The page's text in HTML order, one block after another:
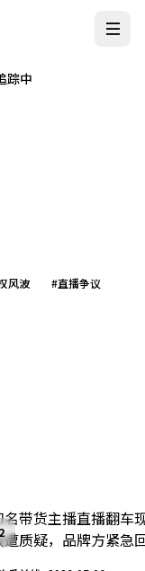
踪中
风波 #直播争议